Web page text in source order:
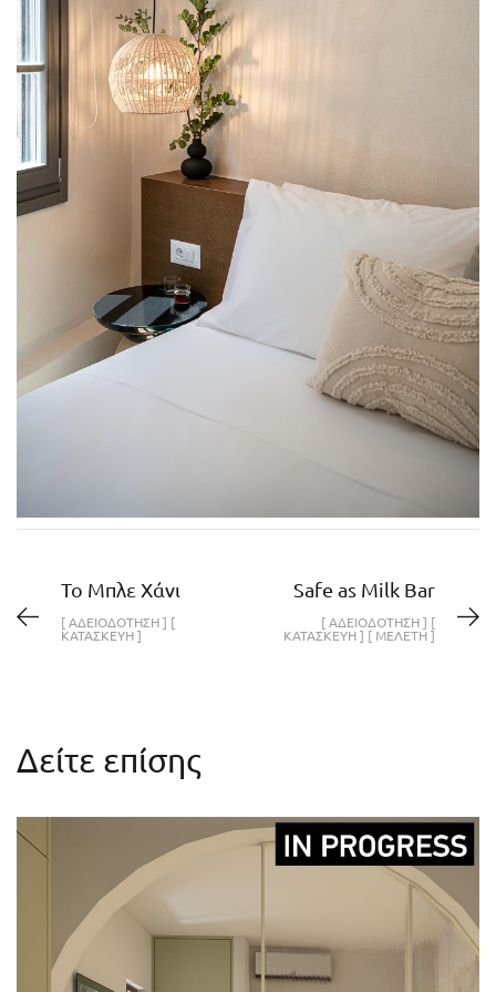
Το Μπλε Χάνι
[ ΑΔΕΙΟΔΟΤΗΣΗ ] [
ΚΑΤΑΣΚΕΥΗ ]
Safe as Milk Bar
[ ΑΔΕΙΟΔΟΤΗΣΗ ] [
ΚΑΤΑΣΚΕΥΗ ] [ ΜΕΛΕΤΗ ]
Δείτε επίσης